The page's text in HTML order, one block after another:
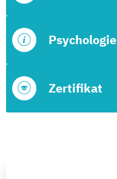
Zertifikat